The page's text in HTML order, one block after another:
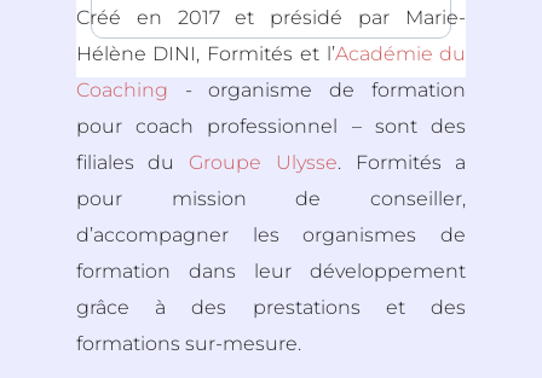
Créé en 2017 et présidé par Marie-
Hélène DINI, Formités et l’Académie du
Coaching
- organisme de formation
pour coach professionnel – sont des
filiales du
Groupe Ulysse. Formités a
pour mission de conseiller,
d’accompagner les organismes de
formation dans leur développement
grâce à des prestations et des
formations sur-mesure.